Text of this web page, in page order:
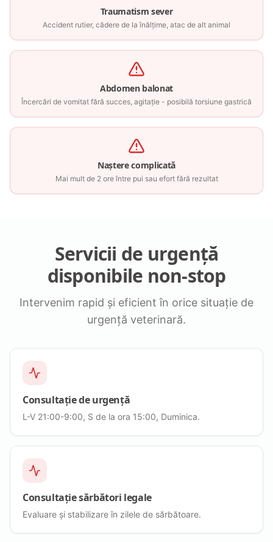
Traumatism sever
Accident rutier, cădere de la înălțime, atac de alt animal
Abdomen balonat
Încercări de vomitat fără succes, agitație - posibilă torsiune gastrică
Naștere complicată
Mai mult de 2 ore între pui sau efort fără rezultat
Servicii de urgență
disponibile non-stop
Intervenim rapid și eficient în orice situație de
urgență veterinară.
Consultație de urgență
L-V 21:00-9:00, S de la ora 15:00, Duminica.
Consultație sărbători legale
Evaluare și stabilizare în zilele de sărbătoare.